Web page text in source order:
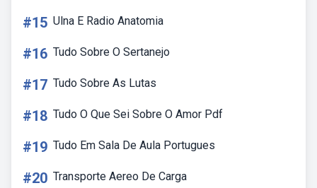
#15 Ulna E Radio Anatomia
#16 Tudo Sobre O Sertanejo
#17 Tudo Sobre As Lutas
#18 Tudo O Que Sei Sobre O Amor Pdf
#19 Tudo Em Sala De Aula Portugues
#20 Transporte Aereo De Carga